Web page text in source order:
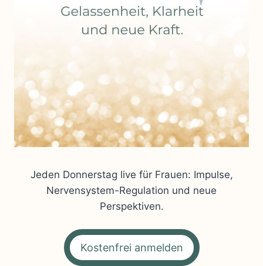
Jeden Donnerstag live für Frauen: Impulse,
Nervensystem-Regulation und neue
Perspektiven.
Kostenfrei anmelden